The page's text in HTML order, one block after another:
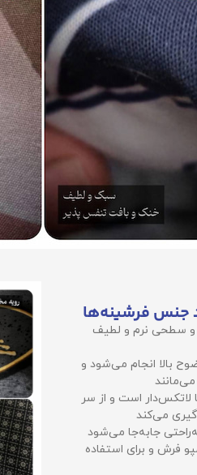
جنس فرشینه‌ها
و سطحی نرم و لطیف
بالا انجام می‌شود و
لاتکس‌دار است و از سر
می‌کند
جابه‌جا می‌شود
فرش و برای استفاده